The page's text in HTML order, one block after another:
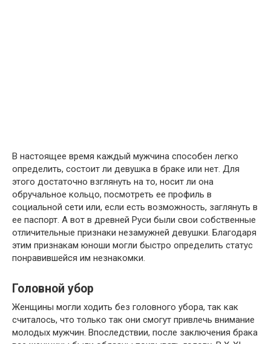
В настоящее время каждый мужчина способен легко
определить, состоит ли девушка в браке или нет. Для
этого достаточно взглянуть на то, носит ли она
обручальное кольцо, посмотреть ее профиль в
социальной сети или, если есть возможность, заглянуть в
ее паспорт. А вот в древней Руси были свои собственные
отличительные признаки незамужней девушки. Благодаря
этим признакам юноши могли быстро определить статус
понравившейся им незнакомки.
Головной убор
Женщины могли ходить без головного убора, так как
считалось, что только так они смогут привлечь внимание
молодых мужчин. Впоследствии, после заключения брака